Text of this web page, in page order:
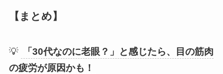
【まとめ】
💡
「30代なのに老眼？」と感じたら、目の筋肉
の疲労が原因かも！